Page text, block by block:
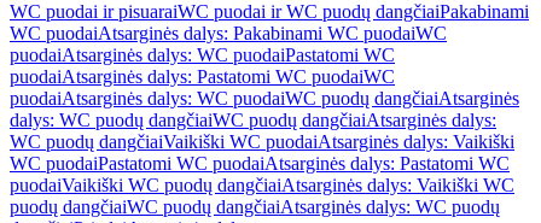
WC puodai ir pisuaraiWC puodai ir WC puodų dangčiaiPakabinami
WC puodaiAtsarginės dalys: Pakabinami WC puodaiWC
puodaiAtsarginės dalys: WC puodaiPastatomi WC
puodaiAtsarginės dalys: Pastatomi WC puodaiWC
puodaiAtsarginės dalys: WC puodaiWC puodų dangčiaiAtsarginės
dalys: WC puodų dangčiaiWC puodų dangčiaiAtsarginės dalys:
WC puodų dangčiaiVaikiški WC puodaiAtsarginės dalys: Vaikiški
WC puodaiPastatomi WC puodaiAtsarginės dalys: Pastatomi WC
puodaiVaikiški WC puodų dangčiaiAtsarginės dalys: Vaikiški WC
puodų dangčiaiWC puodų dangčiaiAtsarginės dalys: WC puodų